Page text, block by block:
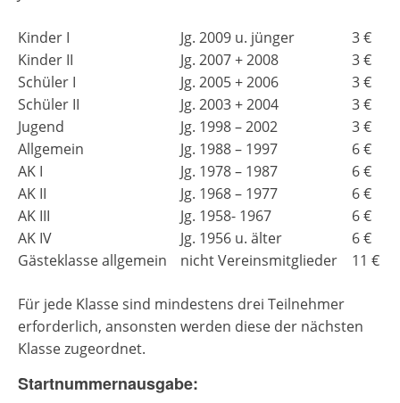
Kinder I Jg. 2009 u. jünger
3 €
Kinder II
Jg. 2007 + 2008
3 €
Schüler I
Jg. 2005 + 2006
3 €
Schüler II
Jg. 2003 + 2004
3 €
Jugend
Jg. 1998 – 2002
3 €
Allgemein
Jg. 1988 – 1997
6 €
AK I
Jg. 1978 – 1987
6 €
AK II
Jg. 1968 – 1977
6 €
AK III
Jg. 1958- 1967
6 €
AK IV
Jg. 1956 u. älter
6 €
Gästeklasse allgemein
nicht Vereinsmitglieder 11 €
Für jede Klasse sind mindestens drei Teilnehmer
erforderlich, ansonsten werden diese der nächsten
Klasse zugeordnet.
Startnummernausgabe: